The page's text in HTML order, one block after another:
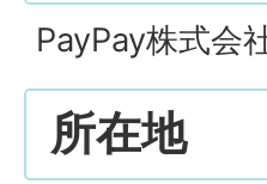
PayPay株式会
所在地